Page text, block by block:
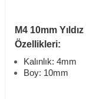
M4 10mm
Özellikleri:
Kalınlık: 4mm
Boy: 10mm